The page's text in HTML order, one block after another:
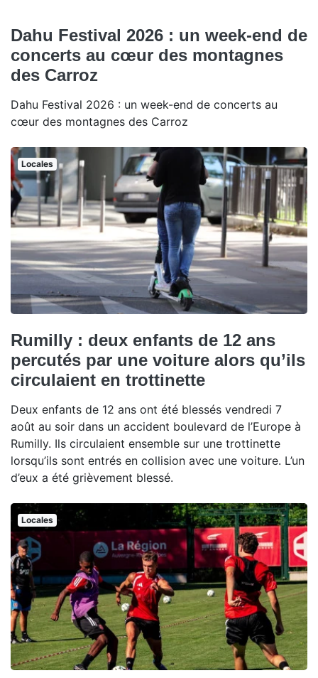
Dahu Festival 2026 : un week-end de
concerts au cœur des montagnes
des Carroz
Dahu Festival 2026 : un week-end de concerts au
cœur des montagnes des Carroz
Locales
Rumilly : deux enfants de 12 ans
percutés par une voiture alors qu’ils
circulaient en trottinette
Deux enfants de 12 ans ont été blessés vendredi 7
août au soir dans un accident boulevard de l’Europe à
Rumilly. Ils circulaient ensemble sur une trottinette
lorsqu’ils sont entrés en collision avec une voiture. L’un
d’eux a été grièvement blessé.
Locales